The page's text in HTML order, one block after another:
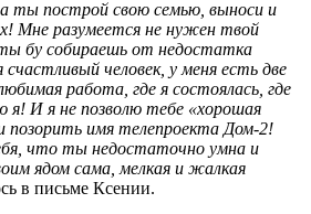
а ты построй свою семью, выноси и
Мне разумеется не нужен твой
бу собираешь от недостатка
человек, у меня есть две
работа, где я состоялась, где
я! И я не позволю тебе «хорошая
позорить имя телепроекта Дом-2!
что ты недостаточно умна и
ядом сама, мелкая и жалкая
в письме Ксении.